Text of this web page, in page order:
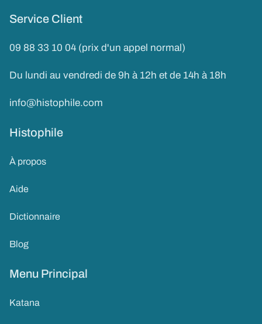
Service Client
09 88 33 10 04 (prix d'un appel normal)
Du lundi au vendredi de 9h à 12h et de 14h à 18h
info@histophile.com
Histophile
À propos
Aide
Dictionnaire
Blog
Menu Principal
Katana